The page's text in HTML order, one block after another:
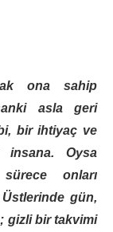
ona sahip
asla geri
bir ihtiyaç ve
insana. Oysa
onları
Üstlerinde gün,
gizli bir takvimi